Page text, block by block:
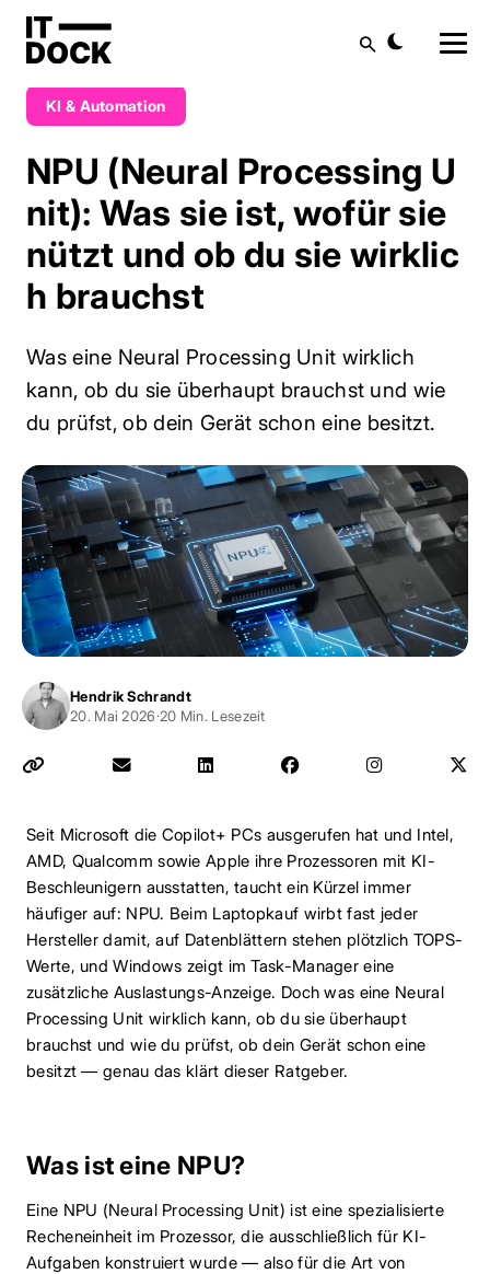
Blog
KI &
Automation
NPU (Neural Processing Unit): Was sie ist, wofür sie nützt und ob du sie wirklich brauchst
KI & Automation
NPU (Neural Processing U
nit): Was sie ist, wofür sie
nützt und ob du sie wirklic
h brauchst
Was eine Neural Processing Unit wirklich
kann, ob du sie überhaupt brauchst und wie
du prüfst, ob dein Gerät schon eine besitzt.
Hendrik Schrandt
20. Mai 2026·20 Min. Lesezeit
Seit Microsoft die Copilot+ PCs ausgerufen hat und Intel,
AMD, Qualcomm sowie Apple ihre Prozessoren mit KI-
Beschleunigern ausstatten, taucht ein Kürzel immer
häufiger auf: NPU. Beim Laptopkauf wirbt fast jeder
Hersteller damit, auf Datenblättern stehen plötzlich TOPS-
Werte, und Windows zeigt im Task-Manager eine
zusätzliche Auslastungs-Anzeige. Doch was eine Neural
Processing Unit wirklich kann, ob du sie überhaupt
brauchst und wie du prüfst, ob dein Gerät schon eine
besitzt — genau das klärt dieser Ratgeber.
Was ist eine NPU?
Eine NPU (Neural Processing Unit) ist eine spezialisierte
Recheneinheit im Prozessor, die ausschließlich für KI-
Aufgaben konstruiert wurde — also für die Art von